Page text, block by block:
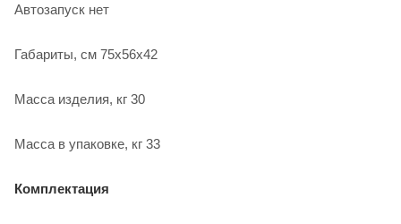
Автозапуск нет
Габариты, см 75x56x42
Масса изделия, кг 30
Масса в упаковке, кг 33
Комплектация